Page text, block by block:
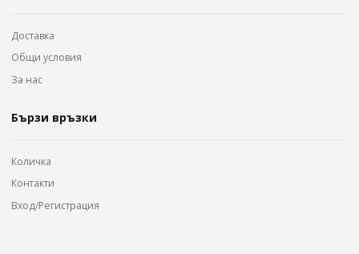
Доставка
Общи условия
За нас
Бързи връзки
Количка
Контакти
Вход/Регистрация